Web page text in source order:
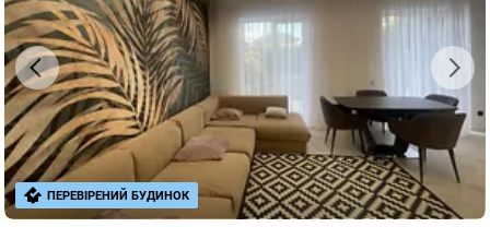
ПЕРЕВІРЕНИЙ БУДИНОК